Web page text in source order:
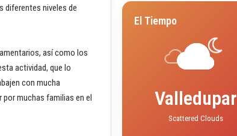
diferentes niveles de
así como los
actividad, que lo
con mucha
por muchas familias en el
El Tiempo
Valledupar
Scattered Clouds